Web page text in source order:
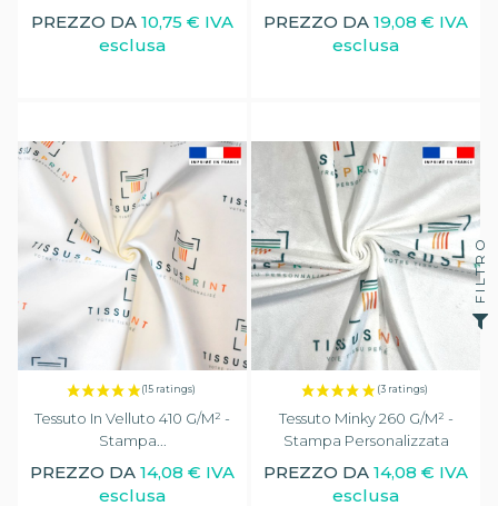
PREZZO DA 10,75 € IVA
esclusa
PREZZO DA 19,08 € IVA
esclusa
Tessuto In Velluto 410 G/m² -
Stampa...
PREZZO DA 14,08 € IVA
esclusa
Tessuto Minky 260 G/m² -
Stampa Personalizzata
PREZZO DA 14,08 € IVA
esclusa
FILTRO